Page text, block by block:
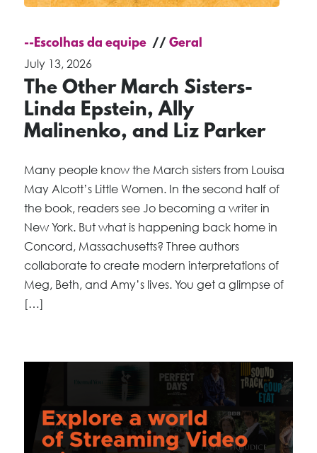
--Escolhas da equipe
Geral
July 13, 2026
The Other March Sisters-
Linda Epstein, Ally
Malinenko, and Liz Parker
Many people know the March sisters from Louisa
May Alcott’s Little Women. In the second half of
the book, readers see Jo becoming a writer in
New York. But what is happening back home in
Concord, Massachusetts? Three authors
collaborate to create modern interpretations of
Meg, Beth, and Amy’s lives. You get a glimpse of
[…]